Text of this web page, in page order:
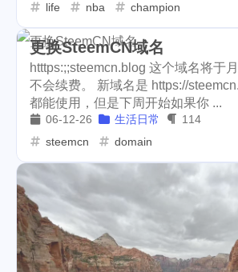
life
nba champion
更换SteemCN域名
htttps:;;steemcn.blog 这个域名将于
不会续费。 新域名是 https://
都能使用，但是下周开始如果你 ...
06-12-26 生活日常
114
steemcn
domain